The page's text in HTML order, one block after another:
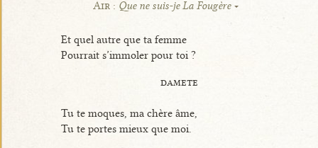
Air : Que ne suis-je La Fougère
Et quel autre que ta femme
Pourrait s’immoler pour toi ?
damete
Tu te moques, ma chère âme,
Tu te portes mieux que moi.